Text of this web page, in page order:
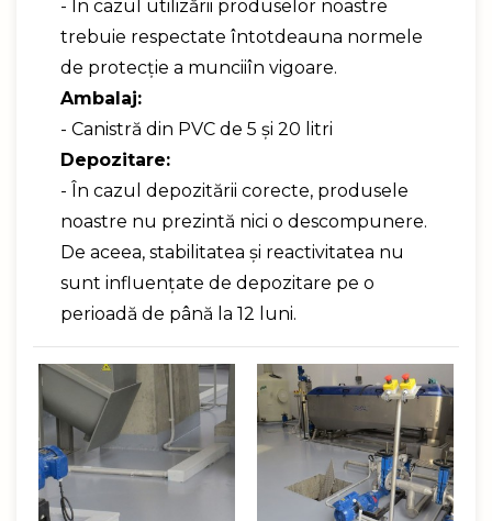
- În cazul utilizării produselor noastre
trebuie respectate întotdeauna normele
de protecție a munciiîn vigoare.
Ambalaj:
- Canistră din PVC de 5 și 20 litri
Depozitare:
- În cazul depozitării corecte, produsele
noastre nu prezintă nici o descompunere.
De aceea, stabilitatea şi reactivitatea nu
sunt influenţate de depozitare pe o
perioadă de până la 12 luni.